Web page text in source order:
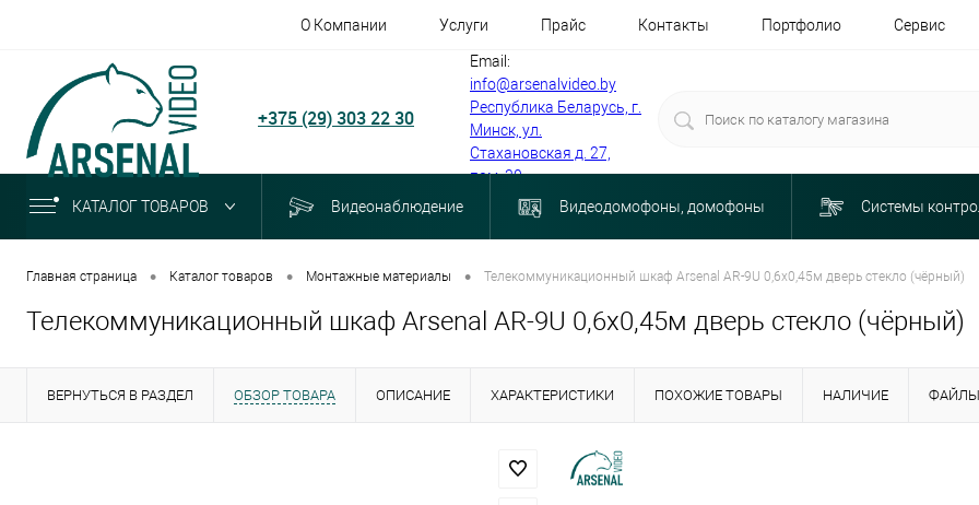
О Компании Услуги Прайс Контакты Портфолио Сервис
+375 (29) 303 22 30
Email:
info@arsenalvideo.by
Республика Беларусь, г.
Минск, ул.
Стахановская д. 27,
пом. 30
КАТАЛОГ ТОВАРОВ Видеонаблюдение Видеодомофоны, домофоны Системы
Главная страница • Каталог товаров • Монтажные материалы • Телекоммуникационный шкаф Arsenal AR-9U 0,6х0,45м дверь стекло (чёрный)
Телекоммуникационный шкаф Arsenal AR-9U 0,6х0,45м дверь стекло (чёрный)
ВЕРНУТЬСЯ В РАЗДЕЛ ОБЗОР ТОВАРА ОПИСАНИЕ ХАРАКТЕРИСТИКИ ПОХОЖИЕ ТОВАРЫ НАЛИЧИЕ ФАЙЛЫ